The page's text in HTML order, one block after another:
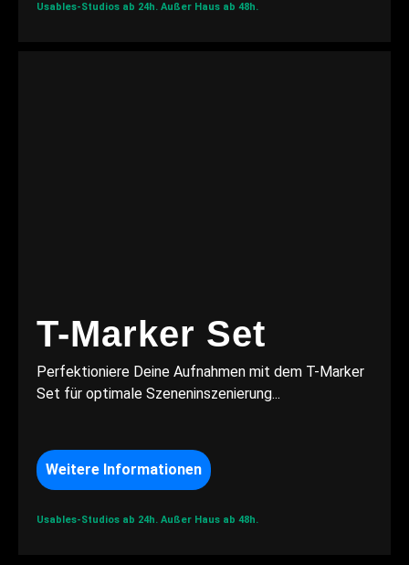
Usables-Studios ab 24h. Außer Haus ab 48h.
T-Marker Set
Perfektioniere Deine Aufnahmen mit dem T-Marker
Set für optimale Szeneninszenierung...
Weitere Informationen
Usables-Studios ab 24h. Außer Haus ab 48h.